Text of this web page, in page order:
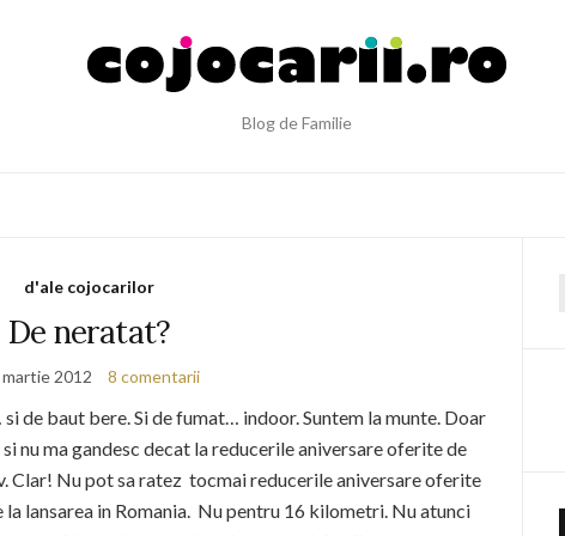
Blog de Familie
d'ale cojocarilor
De neratat?
martie 2012 8 comentarii
de baut bere. Si de fumat… indoor. Suntem la munte. Doar
nu ma gandesc decat la reducerile aniversare oferite de
Clar! Nu pot sa ratez tocmai reducerile aniversare oferite
lansarea in Romania. Nu pentru 16 kilometri. Nu atunci